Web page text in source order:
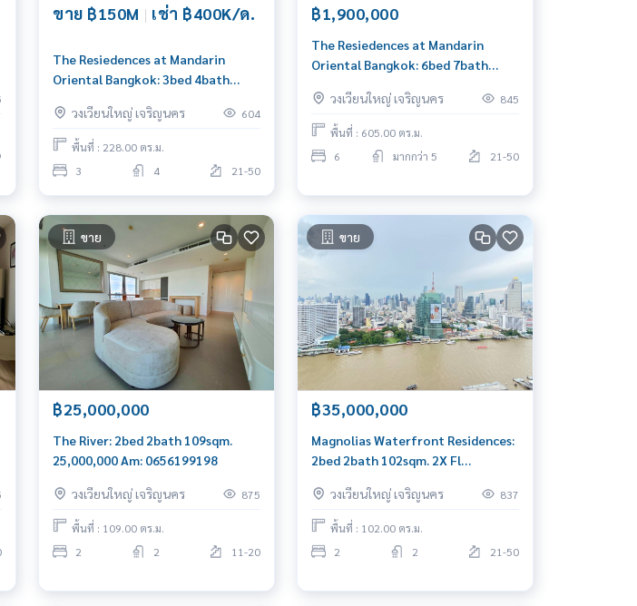
ขาย ฿150M | เช่า ฿400K/ด.
The Resiedences at Mandarin
Oriental Bangkok: 3bed 4bath
400,000/mth. Am: 0656199198
วงเวียนใหญ่ เจริญนคร 604
พื้นที่ : 228.00 ตร.ม.
3
4 21-50
฿1,900,000
The Resiedences at Mandarin
Oriental Bangkok: 6bed 7bath
0656199198
วงเวียนใหญ่ เจริญนคร 845
พื้นที่ : 605.00 ตร.ม.
6
มากกว่า 5 21-50
ขาย
฿25,000,000
The River: 2bed 2bath 109sqm.
25,000,000 Am: 0656199198
วงเวียนใหญ่ เจริญนคร 875
พื้นที่ : 109.00 ตร.ม.
2
2 11-20
ขาย
฿35,000,000
Magnolias Waterfront Residences:
2bed 2bath 102sqm. 2X Fl
วงเวียนใหญ่ เจริญนคร
837
พื้นที่ : 102.00 ตร.ม.
2
2 21-50